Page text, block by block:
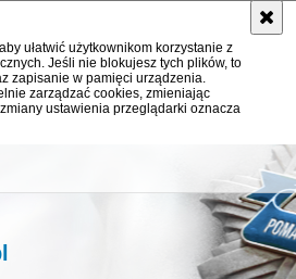
ułatwić użytkownikom korzystanie z
Jeśli nie blokujesz tych plików, to
zapisanie w pamięci urządzenia.
zarządzać cookies, zmieniając
ustawienia przeglądarki oznacza